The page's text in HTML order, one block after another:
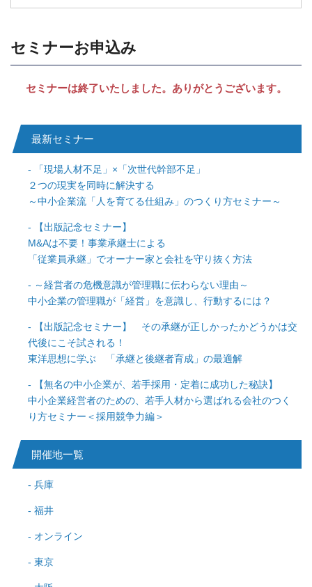
セミナーお申込み
セミナーは終了いたしました。ありがとうございます。
最新セミナー
「現場人材不足」×「次世代幹部不足」
２つの現実を同時に解決する
～中小企業流「人を育てる仕組み」のつくり方セミナー～
【出版記念セミナー】
M&Aは不要！事業承継士による
「従業員承継」でオーナー家と会社を守り抜く方法
～経営者の危機意識が管理職に伝わらない理由～
中小企業の管理職が「経営」を意識し、行動するには？
【出版記念セミナー】 その承継が正しかったかどうかは交
代後にこそ試される！
東洋思想に学ぶ 「承継と後継者育成」の最適解
【無名の中小企業が、若手採用・定着に成功した秘訣】
中小企業経営者のための、若手人材から選ばれる会社のつく
り方セミナー＜採用競争力編＞
開催地一覧
兵庫
福井
オンライン
東京